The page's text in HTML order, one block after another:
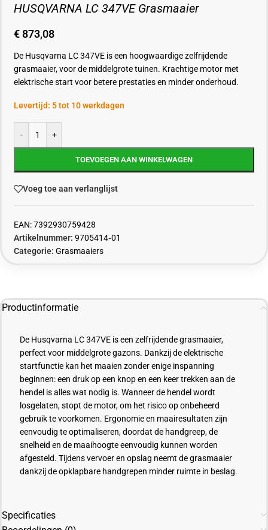
HUSQVARNA LC 347VE Grasmaaier
€873,08
De Husqvarna LC 347VE is een hoogwaardige zelfrijdende
grasmaaier, voor de middelgrote tuinen. Krachtige motor met
elektrische start voor betere prestaties en minder onderhoud.
Levertijd: 5 tot 10 werkdagen
- +
TOEVOEGEN AAN WINKELWAGEN
Voeg toe aan verlanglijst
EAN:7392930759428
Artikelnummer: 9705414‑01
Categorie: Grasmaaiers
Productinformatie
De Husqvarna LC 347VE is een zelfrijdende grasmaaier,
perfect voor middelgrote gazons. Dankzij de elektrische
startfunctie kan het maaien zonder enige inspanning
beginnen: een druk op een knop en een keer trekken aan de
hendel is alles wat nodig is. Wanneer de hendel wordt
losgelaten, stopt de motor, om het risico op onbeheerd
gebruik te voorkomen. Ergonomie en maairesultaten zijn
eenvoudig te optimaliseren, doordat de handgreep, de
snelheid en de maaihoogte eenvoudig kunnen worden
afgesteld. Tijdens vervoer en opslag neemt de grasmaaier
dankzij de opklapbare handgrepen minder ruimte in beslag.
Specificaties